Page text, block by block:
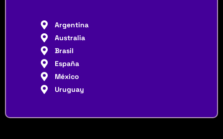
Argentina
Australia
Brasil
España
México
Uruguay